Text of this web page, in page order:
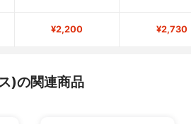
¥2,200 ¥2,730
)の関連商品